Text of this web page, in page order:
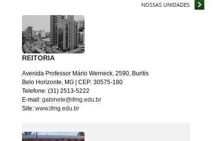
NOSSAS UNIDADES
REITORIA
Avenida Professor Mário Werneck, 2590, Buritis
Belo Horizonte, MG | CEP: 30575-180
Telefone: (31) 2513-5222
E-mail: gabinete@ifmg.edu.br
Site: www.ifmg.edu.br